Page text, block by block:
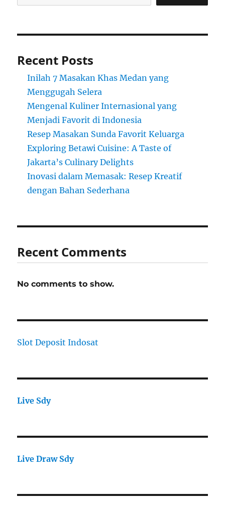
Recent Posts
Inilah 7 Masakan Khas Medan yang
Menggugah Selera
Mengenal Kuliner Internasional yang
Menjadi Favorit di Indonesia
Resep Masakan Sunda Favorit Keluarga
Exploring Betawi Cuisine: A Taste of
Jakarta’s Culinary Delights
Inovasi dalam Memasak: Resep Kreatif
dengan Bahan Sederhana
Recent Comments
No comments to show.
Slot Deposit Indosat
Live Sdy
Live Draw Sdy